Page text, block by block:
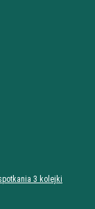
3 kolejki